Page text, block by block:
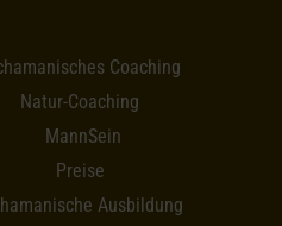
Coaching
Natur-Coaching
MannSein
Preise
Ausbildung